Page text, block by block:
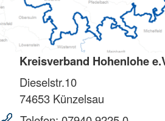
Kreisverband Hohenlohe
Dieselstr.10
74653 Künzelsau